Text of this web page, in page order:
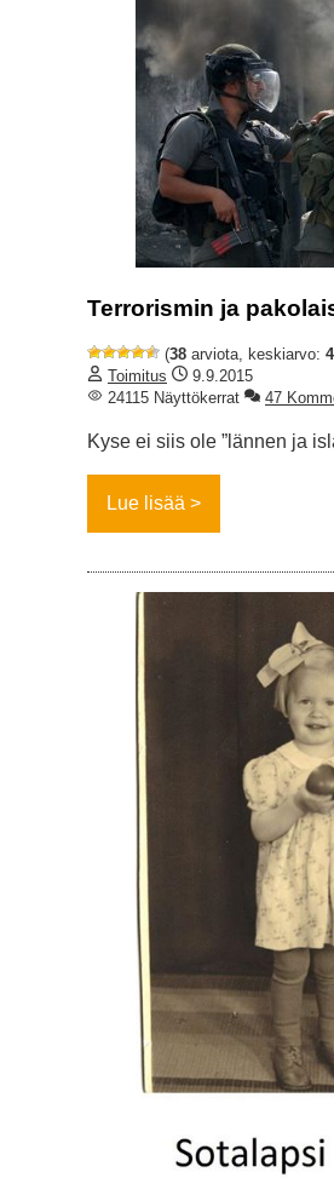
Terrorismin ja
(38 arviota, keskiarvo:
Toimitus
9.9.2015
24115 Näyttökerrat
47
Kyse ei siis ole ”lännen ja
Lue lisää